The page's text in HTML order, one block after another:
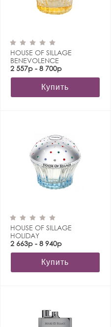
HOUSE OF SILLAGE
BENEVOLENCE
2 557р - 8 700р
Купить
HOUSE OF SILLAGE
HOLIDAY
2 663р - 8 940р
Купить